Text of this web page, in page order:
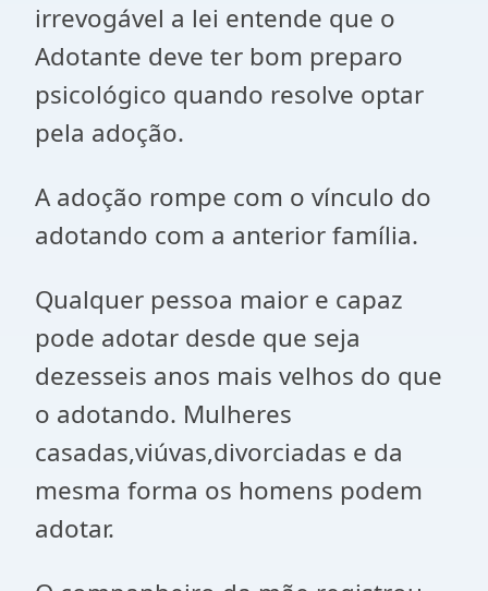
irrevogável a lei entende que o
Adotante deve ter bom preparo
psicológico quando resolve optar
pela adoção.
A adoção rompe com o vínculo do
adotando com a anterior família.
Qualquer pessoa maior e capaz
pode adotar desde que seja
dezesseis anos mais velhos do que
o adotando. Mulheres
casadas,viúvas,divorciadas e da
mesma forma os homens podem
adotar.